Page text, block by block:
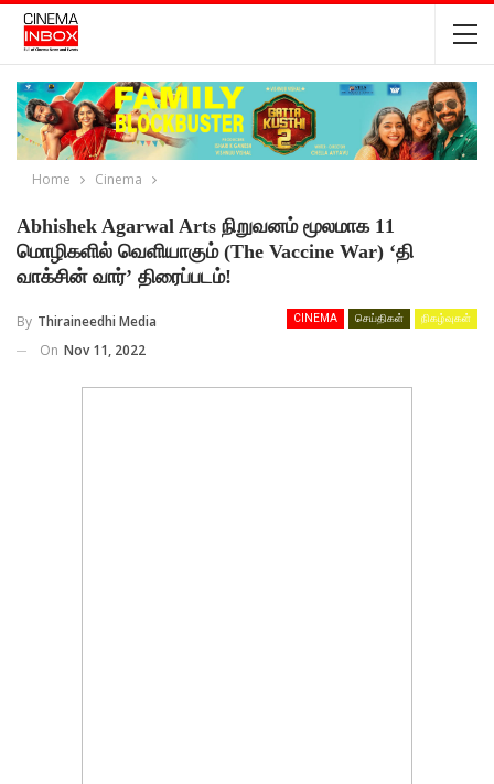
Home Cinema
Abhishek Agarwal Arts நிறுவனம் மூலமாக 11
மொழிகளில் வெளியாகும் (The Vaccine War) ‘தி
வாக்சின் வார்’ திரைப்படம்!
CINEMA செய்திகள் நிகழ்வுகள்
By Thiraineedhi Media
On Nov 11, 2022